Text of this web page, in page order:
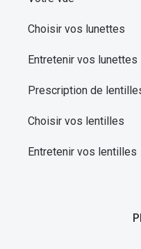
Choisir vos lunettes
Entretenir vos lunettes
Prescription de
Choisir vos lentilles
Entretenir vos lentilles